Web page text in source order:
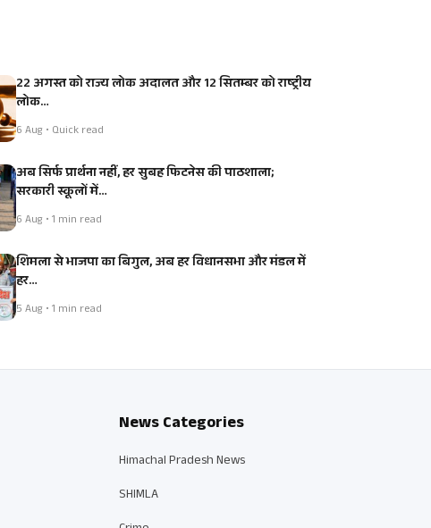
22 अगस्त को राज्य लोक अदालत और 12 सितम्बर को राष्ट्रीय
लोक…
6 Aug • Quick read
अब सिर्फ प्रार्थना नहीं, हर सुबह फिटनेस की पाठशाला;
सरकारी स्कूलों में…
6 Aug • 1 min read
शिमला से भाजपा का बिगुल, अब हर विधानसभा और मंडल में
हर…
5 Aug • 1 min read
News Categories
Himachal Pradesh News
SHIMLA